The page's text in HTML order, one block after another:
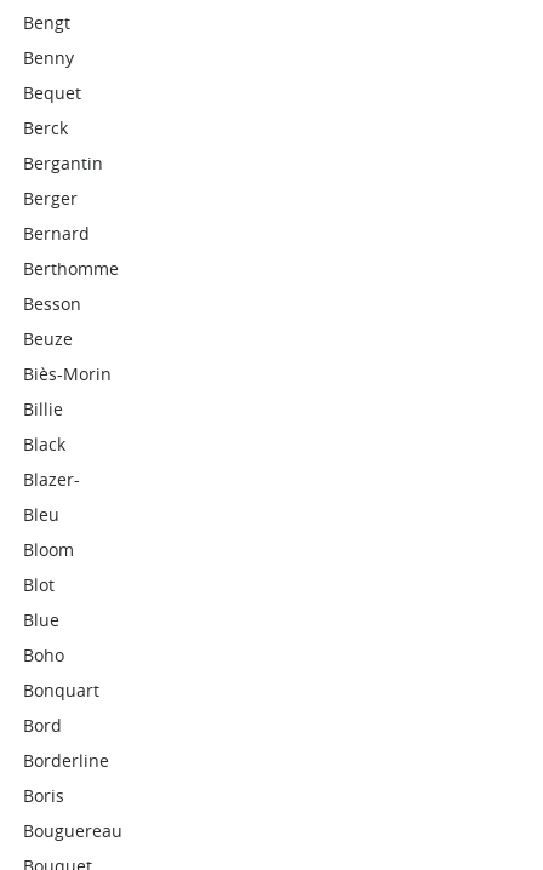
Bengt
Benny
Bequet
Berck
Bergantin
Berger
Bernard
Berthomme
Besson
Beuze
Biès-Morin
Billie
Black
Blazer-
Bleu
Bloom
Blot
Blue
Boho
Bonquart
Bord
Borderline
Boris
Bouguereau